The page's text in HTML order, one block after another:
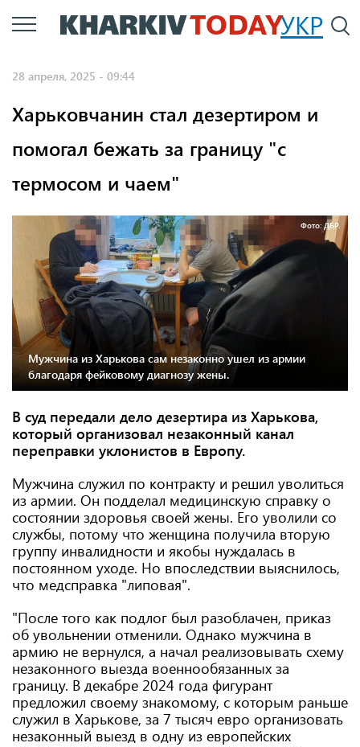
Перейти
к
УКР
28 апреля, 2025 - 09:44
Харьковчанин стал дезертиром и
помогал бежать за границу "с
термосом и чаем"
Фото: ДБР.
Мужчина из Харькова сам незаконно ушел из армии
благодаря фейковому диагнозу жены.
В суд передали дело дезертира из Харькова,
который организовал незаконный канал
переправки уклонистов в Европу.
Мужчина служил по контракту и решил уволиться
из армии. Он подделал медицинскую справку о
состоянии здоровья своей жены. Его уволили со
службы, потому что женщина получила вторую
группу инвалидности и якобы нуждалась в
постоянном уходе. Но впоследствии выяснилось,
что медсправка "липовая".
"После того как подлог был разоблачен, приказ
об увольнении отменили. Однако мужчина в
армию не вернулся, а начал реализовывать схему
незаконного выезда военнообязанных за
границу. В декабре 2024 года фигурант
предложил своему знакомому, с которым раньше
служил в Харькове, за 7 тысяч евро организовать
незаконный выезд в одну из европейских